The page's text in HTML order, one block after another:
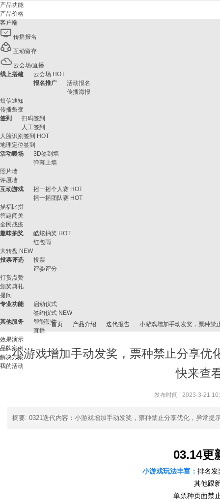
产品功能
产品价格
客户端
传播报名
互动留存
云会场/直播
线上搭建
云会场 HOT
报名推广
活动报名
传播海报
短信通知
传播裂变
签到
扫码签到
人工签到
人脸识别签到 HOT
地理定位签到
活动暖场
3D签到墙
弹幕上墙
照片墙
许愿墙
互动游戏
摇一摇个人赛 HOT
摇一摇团队赛 HOT
描福比拼
答题闯关
全民战疫
趣味抽奖
酷炫抽奖 HOT
红包雨
大转盘 NEW
投票评选
投票
评委评分
打赏点赞
颁奖典礼
提问
专业功能
启动仪式
签约仪式 NEW
其他服务
智能硬件
直播
效果演示
品牌案例
解决方案
我的活动
首页 产品介绍 迭代报告 小游戏增加手动发奖，票种禁
小游戏增加手动发奖，票种禁止分享优
快来查
发布时间 : 2023-3-21
摘要: 0321迭代内容：小游戏增加手动发奖，票种禁止分享优化，异常提
03.14更
小游戏玩法丰富： 排名发
其他跟
单票种页面禁